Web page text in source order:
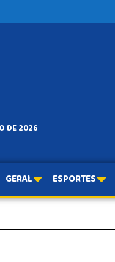
DE 2026
GERAL ESPORTES